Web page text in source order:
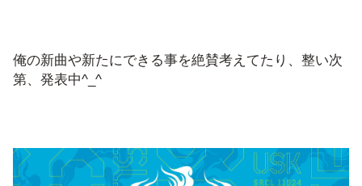
俺の新曲や新たにできる事を絶賛考えてたり、整い次
第、発表中^_^